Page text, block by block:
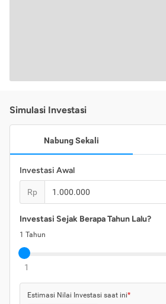
Simulasi Investasi
Nabung Sekali
Investasi Awal
Rp
Investasi Sejak Berapa Tahun Lalu?
1 Tahun
1
Estimasi Nilai Investasi saat ini*